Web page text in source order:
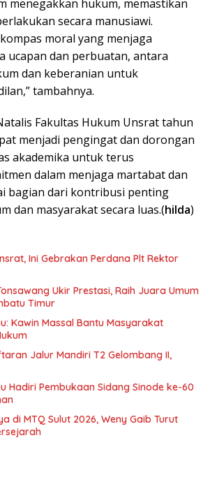
menegakkan hukum, memastikan
secara manusiawi.
moral yang menjaga
ucapan dan perbuatan, antara
dan keberanian untuk
tambahnya.
Fakultas Hukum Unsrat tahun
menjadi pengingat dan dorongan
akademika untuk terus
dalam menjaga martabat dan
bagian dari kontribusi penting
dan masyarakat secara luas.(hilda)
Ini Gebrakan Perdana Plt Rektor
Ukir Prestasi, Raih Juara Umum
Timur
Kawin Massal Bantu Masyarakat
Jalur Mandiri T2 Gelombang II,
Hadiri Pembukaan Sidang Sinode ke-60
di MTQ Sulut 2026, Weny Gaib Turut